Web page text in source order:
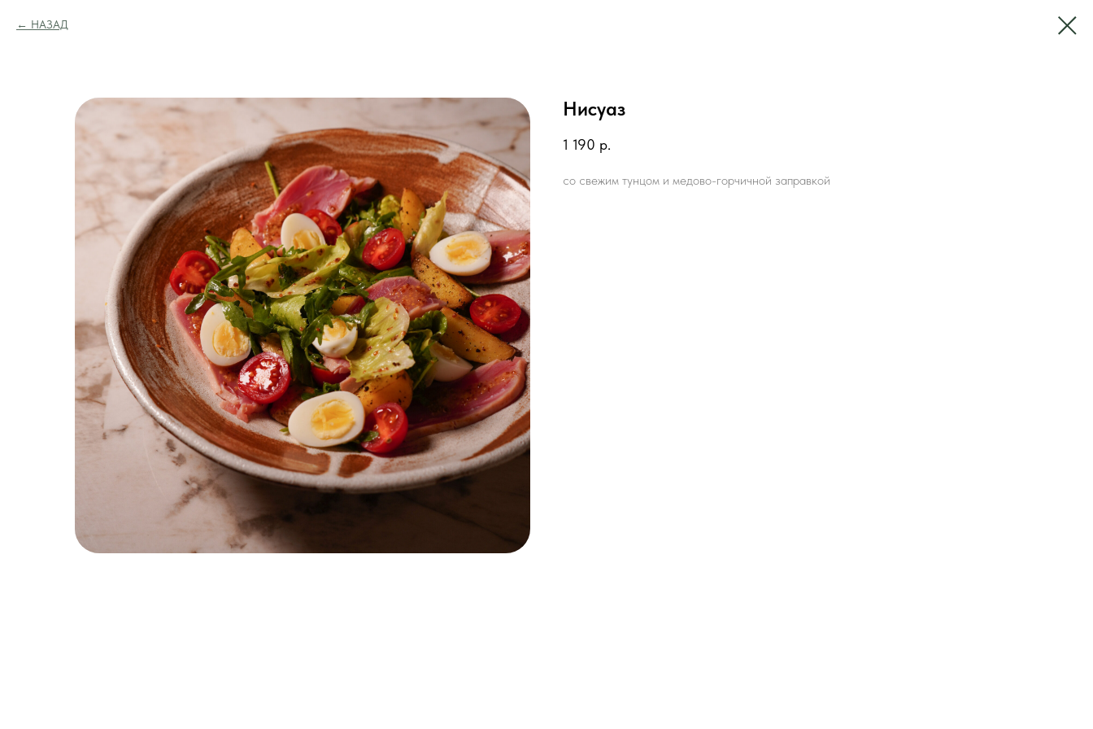
НАЗАД
Нисуаз
1 190 р.
со свежим тунцом и медово-горчичной заправкой